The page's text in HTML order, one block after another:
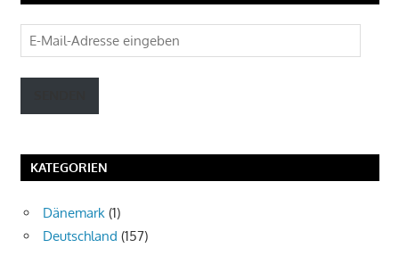
E-
Mail-
Adresse
KATEGORIEN
Dänemark (1)
Deutschland (157)